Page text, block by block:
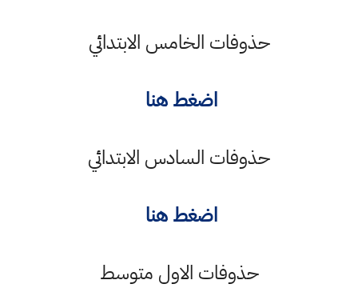
حذوفات الخامس الابتدائي
اضغط هنا
حذوفات السادس الابتدائي
اضغط هنا
حذوفات الاول متوسط